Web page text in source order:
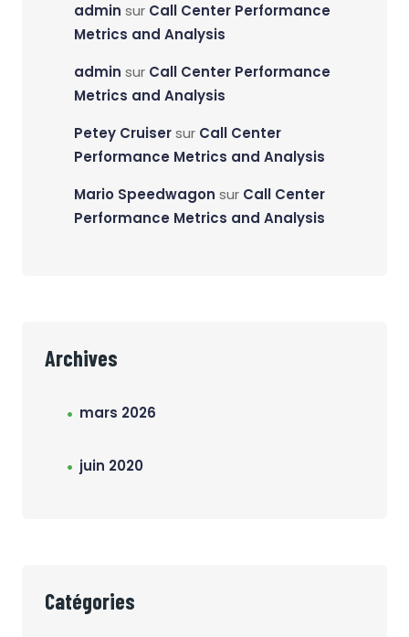
admin sur Call Center Performance
Metrics and Analysis
admin sur Call Center Performance
Metrics and Analysis
Petey Cruisersur Call Center
Performance Metrics and Analysis
Mario Speedwagon sur Call Center
Performance Metrics and Analysis
Archives
mars 2026
juin 2020
Catégories